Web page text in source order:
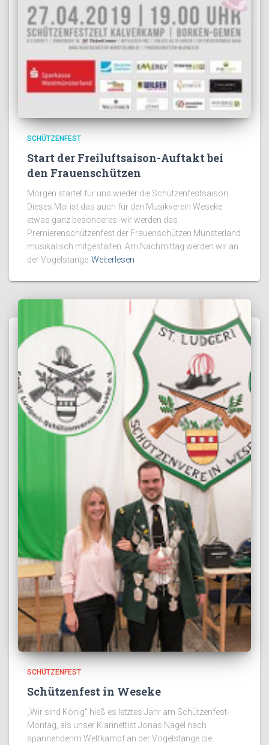
SCHÜTZENFEST
Start der Freiluftsaison-Auftakt bei
den Frauenschützen
Morgen startet für uns wieder die Schützenfestsaison.
Dieses Mal ist das auch für den Musikverein Weseke
etwas ganz besonderes: wir werden das
Premierenschützenfest der Frauenschützen Münsterland
musikalisch mitgestalten. Am Nachmittag werden wir an
der Vogelstange Weiterlesen
SCHÜTZENFEST
Schützenfest in Weseke
„Wir sind König“ hieß es letztes Jahr am Schützenfest-
Montag, als unser Klarinettist Jonas Nagel nach
spannendenm Wettkampf an der Vogelstange die